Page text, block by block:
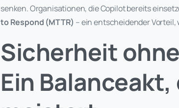
senken. Organisationen, die Copilot bereits
to Respond (MTTR) – ein entscheidender
Sicherheit
Ein